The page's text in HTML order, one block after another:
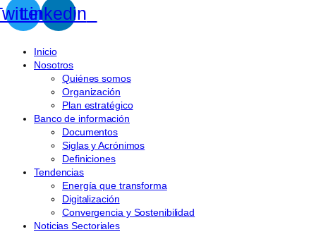
Linkedin
Inicio
Nosotros
Quiénes somos
Organización
Plan estratégico
Banco de información
Documentos
Siglas y Acrónimos
Definiciones
Tendencias
Energía que transforma
Digitalización
Convergencia y Sostenibilidad
Noticias Sectoriales